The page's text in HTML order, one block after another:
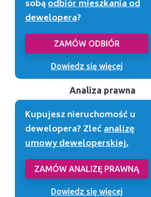
sobąodbiór mieszkania od
dewelopera?
ZAMÓW ODBIÓR
Dowiedz się więcej
Analiza prawna
Kupujesz nieruchomość u
dewelopera? Zlećanalizę
umowy deweloperskiej.
ZAMÓW ANALIZĘ PRAWNĄ
Dowiedz się więcej